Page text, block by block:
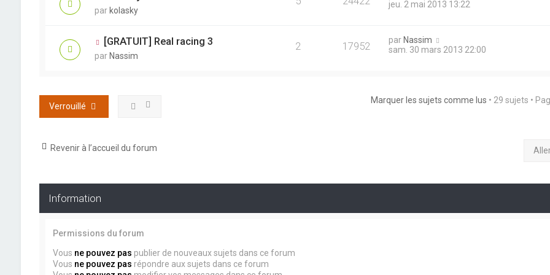
par kolasky
jeu. 2 mai 2013 13:22
[GRATUIT] Real racing 3
par Nassim
2 17952 par Nassim
sam. 30 mars 2013 22:00
Verrouillé
Marquer les sujets comme lus • 29 sujets •
Revenir à l’accueil du forum
Information
Permissions du forum
Vous ne pouvez pas publier de nouveaux sujets dans ce forum
Vous ne pouvez pas répondre aux sujets dans ce forum